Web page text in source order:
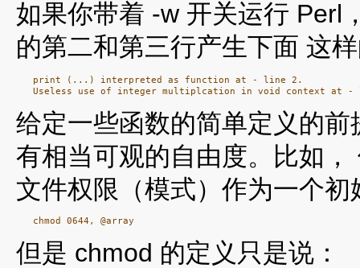
如果你带着 -w 开关运行 Perl
的第二和第三行产生下面 这
   print (...) interpreted as function at - line 2.
给定一些函数的简单定义的
有相当可观的自由度。比如
文件权限（模式）作为一个初
但是 chmod 的定义只是说：